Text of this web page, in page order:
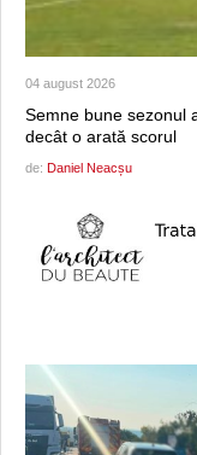
04 august 2026
Semne bune sezonul
decât o arată scorul
de: Daniel Neacșu